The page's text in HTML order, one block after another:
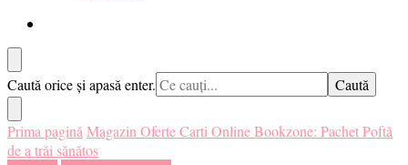
Cauți
ceva?
Caută orice și apasă enter.
Prima pagină Magazin Oferte Carti OnlineBookzone: Pachet Poftă
de a trăi sănătos